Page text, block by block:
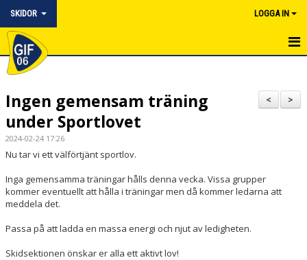
SKIDOR LOGGA IN
HEM
NYHETER
UNGDOMSVERKSAMHET
JUNIOR
MOTION & SKIDCOACH
BILDGALLERI
>
<
Ingen gemensam träning
under Sportlovet
2024-02-24 17:26
Nu tar vi ett välförtjänt sportlov.
Inga gemensamma träningar hålls denna vecka. Vissa grupper
kommer eventuellt att hålla i träningar men då kommer ledarna att
meddela det.
Passa på att ladda en massa energi och njut av ledigheten.
Skidsektionen önskar er alla ett aktivt lov!